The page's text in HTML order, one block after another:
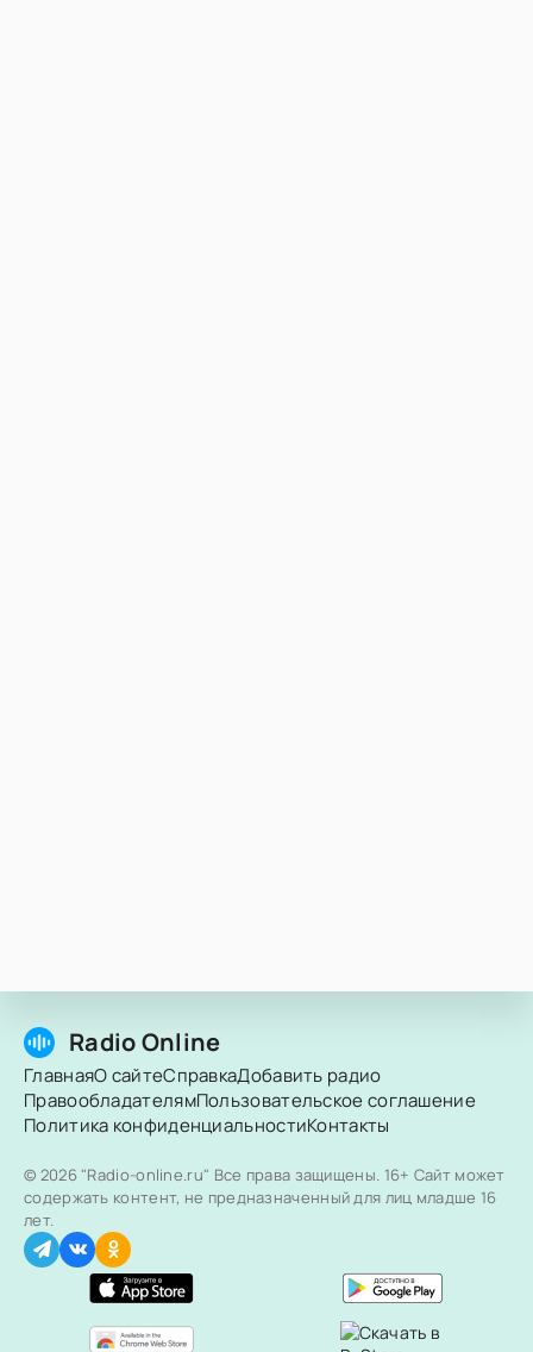
Radio Online
ГлавнаяО сайтеСправкаДобавить радио
ПравообладателямПользовательское соглашение
Политика конфиденциальностиКонтакты
© 2026 "Radio-online.ru" Все права защищены. 16+ Сайт может
содержать контент, не предназначенный для лиц младше 16
лет.